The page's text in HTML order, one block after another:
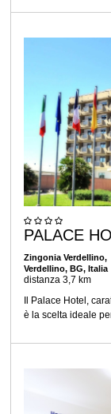
PALACE
Zingonia Verdellino,
Verdellino, BG, Italia
distanza 3,7 km
Il Palace Hotel,
è la scelta ideale